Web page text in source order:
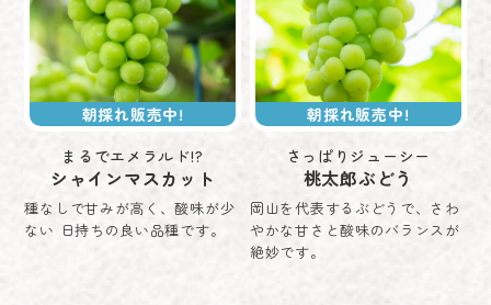
朝採れ販売中!
まるでエメラルド!?
シャインマスカット
種なしで甘みが高く、酸味が少
ない 日持ちの良い品種です。
朝採れ販売中!
さっぱりジューシー
桃太郎ぶどう
岡山を代表するぶどうで、さわ
やかな甘さと酸味のバランスが
絶妙です。